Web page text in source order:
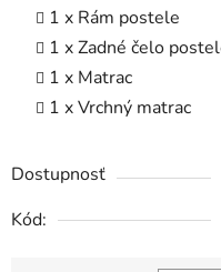
1 x Rám postele
1 x Zadné čelo
1 x Matrac
1 x Vrchný matrac
Dostupnosť
Kód: